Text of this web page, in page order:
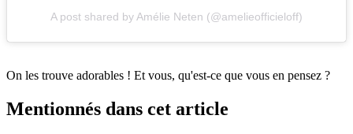
A post shared by Amélie Neten (@amelieofficieloff)
On les trouve adorables ! Et vous, qu'est-ce que vous en pensez ?
Mentionnés dans cet article